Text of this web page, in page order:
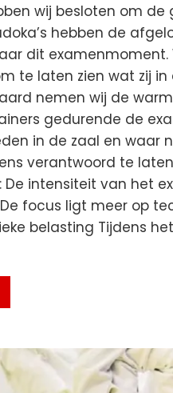
wij besloten om
hebben de
dit
te laten zien wat zij
nemen wij de
gedurende de
in de zaal en waar
verantwoord te
De intensiteit van het
focus ligt meer op
belasting Tijdens